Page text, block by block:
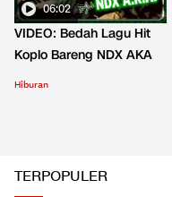
06:02
VIDEO: Bedah Lagu Hit
Koplo Bareng NDX AKA
Hiburan
TERPOPULER